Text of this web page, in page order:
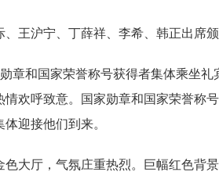
、王沪宁、丁薛祥、李希、韩正出席颁
章和国家荣誉称号获得者集体乘坐
情欢呼致意。国家勋章和国家荣誉称
迎接他们到来。
色大厅，气氛庄重热烈。巨幅红色背